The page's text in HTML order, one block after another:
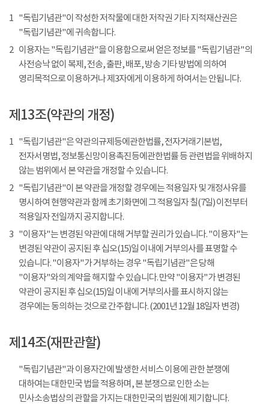
1 "독립기념관"이 작성한 저작물에 대한 저작권 기타 지적재산권은
"독립기념관"에 귀속합니다.
2 이용자는 "독립기념관"을 이용함으로써 얻은 정보를 "독립기념관"의
사전승낙 없이 복제, 전송, 출판, 배포, 방송 기타 방법에 의하여
영리목적으로 이용하거나 제3자에게 이용하게 하여서는 안됩니다.
제13조(약관의 개정)
1 "독립기념관"은 약관의규제등에관한법률, 전자거래기본법,
전자서명법, 정보통신망이용촉진등에관한법률 등 관련법을 위배하지
않는 범위에서 본 약관을 개정할 수 있습니다.
2 "독립기념관"이 본 약관을 개정할 경우에는 적용일자 및 개정사유를
명시하여 현행약관과 함께 초기화면에 그 적용일자 칠(7일) 이전부터
적용일자 전일까지 공지합니다.
3 "이용자"는 변경된 약관에 대해 거부할 권리가 있습니다. "이용자"는
변경된 약관이 공지된 후 십오(15)일 이내에 거부의사를 표명할 수
있습니다. "이용자"가 거부하는 경우 "독립기념관"은 당해
"이용자"와의 계약을 해지할 수 있습니다. 만약 "이용자"가 변경된
약관이 공지된 후 십오(15)일 이내에 거부의사를 표시하지 않는
경우에는 동의하는 것으로 간주합니다. (2001년 12월 18일자 변경)
제14조(재판관할)
"독립기념관"과 이용자간에 발생한 서비스 이용에 관한 분쟁에
대하여는 대한민국 법을 적용하며, 본 분쟁으로 인한 소는
민사소송법상의 관할을 가지는 대한민국의 법원에 제기합니다.